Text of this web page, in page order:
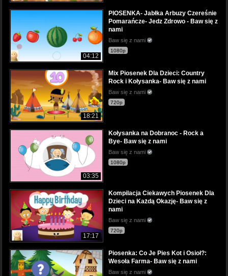
04:12
PIOSENKA- Jabłka Arbuzy Czereśnie
Pomarańcze- Jedz Zdrowo - Baw się z
nami
Baw się z nami
1080p
18:21
Mix Piosenek Dla Dzieci: Country
Rock i Kołysanka- Baw się z nami
Baw się z nami
720p
03:35
Kołysanka na Dobranoc - Rock a
Bye- Baw się z nami
Baw się z nami
1080p
17:17
Kompilacja Ciekawych Piosenek Dla
Dzieci na Każdą Okazję- Baw się z
nami
Baw się z nami
720p
Piosenka: Co Je Pies Kot i Osioł?:
Wesoła Farma- Baw się z nami
Baw się z nami